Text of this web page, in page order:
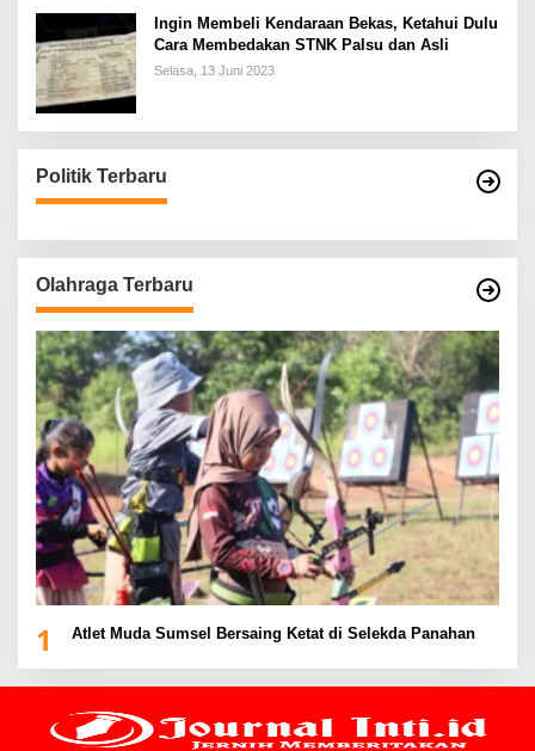
Ingin Membeli Kendaraan Bekas, Ketahui Dulu
Cara Membedakan STNK Palsu dan Asli
Selasa, 13 Juni 2023
Politik Terbaru
Olahraga Terbaru
1 Atlet Muda Sumsel Bersaing Ketat di Selekda Panahan